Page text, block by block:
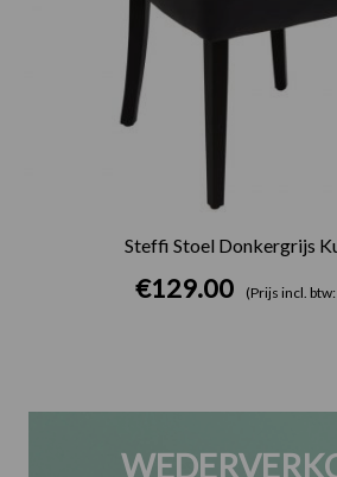
Steffi Stoel Donkergrijs
€129.00 (Prijs incl.